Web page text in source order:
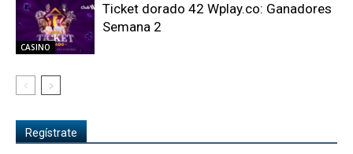
CASINO
Ticket dorado 42 Wplay.co: Ganadores
Semana 2
Regístrate